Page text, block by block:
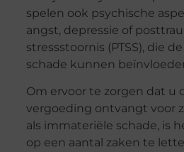
spelen ook psychische
angst, depressie of
stressstoornis (PTSS), die
schade kunnen
Om ervoor te zorgen dat u
vergoeding ontvangt voor
als immateriële schade, is
op een aantal zaken te